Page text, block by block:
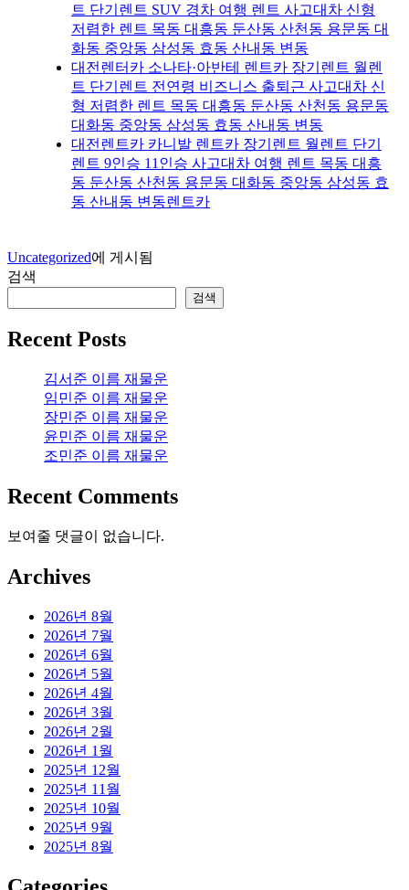
트 단기렌트 SUV 경차 여행 렌트 사고대차 신형
저렴한 렌트 목동 대흥동 둔산동 산천동 용문동 대
화동 중앙동 삼성동 효동 산내동 변동
대전렌터카 소나타·아반테 렌트카 장기렌트 월렌
트 단기렌트 전연령 비즈니스 출퇴근 사고대차 신
형 저렴한 렌트 목동 대흥동 둔산동 산천동 용문동
대화동 중앙동 삼성동 효동 산내동 변동
대전렌트카 카니발 렌트카 장기렌트 월렌트 단기
렌트 9인승 11인승 사고대차 여행 렌트 목동 대흥
동 둔산동 산천동 용문동 대화동 중앙동 삼성동 효
동 산내동 변동렌트카
Uncategorized에 게시됨
검색
검색
Recent Posts
김서준 이름 재물운
임민준 이름 재물운
장민준 이름 재물운
윤민준 이름 재물운
조민준 이름 재물운
Recent Comments
보여줄 댓글이 없습니다.
Archives
2026년 8월
2026년 7월
2026년 6월
2026년 5월
2026년 4월
2026년 3월
2026년 2월
2026년 1월
2025년 12월
2025년 11월
2025년 10월
2025년 9월
2025년 8월